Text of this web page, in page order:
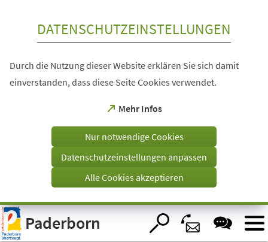
Visuelle
Assistenzsoftware
öffnen.
DATENSCHUTZEINSTELLUNGEN
Durch die Nutzung dieser Website erklären Sie sich damit
einverstanden, dass diese Seite Cookies verwendet.
Mehr Infos
(Öffnet
einem
Tab)
Nur notwendige Cookies
Datenschutzeinstellungen anpassen
Alle Cookies akzeptieren
Paderborn